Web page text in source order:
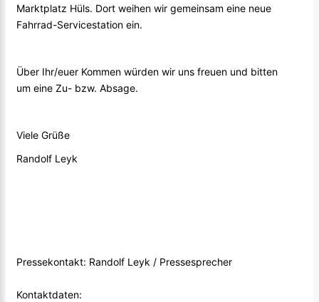
Marktplatz Hüls. Dort weihen wir gemeinsam eine neue
Fahrrad-Servicestation ein.
Über Ihr/euer Kommen würden wir uns freuen und bitten
um eine Zu- bzw. Absage.
Viele Grüße
Randolf Leyk
Pressekontakt: Randolf Leyk / Pressesprecher
Kontaktdaten: